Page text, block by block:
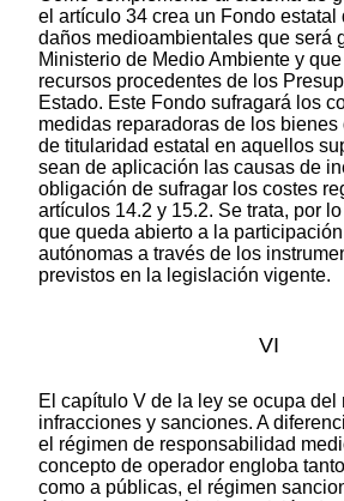
el artículo 34 crea un Fondo estatal
daños medioambientales que será
Ministerio de Medio Ambiente y
recursos procedentes de los
Estado. Este Fondo sufragará los
medidas reparadoras de los
de titularidad estatal en aquellos
sean de aplicación las causas de
obligación de sufragar los costes
artículos 14.2 y 15.2. Se trata, por
que queda abierto a la
autónomas a través de los
previstos en la legislación vigente.
VI
El capítulo V de la ley se ocupa del
infracciones y sanciones. A
el régimen de responsabilidad
concepto de operador engloba
como a públicas, el régimen